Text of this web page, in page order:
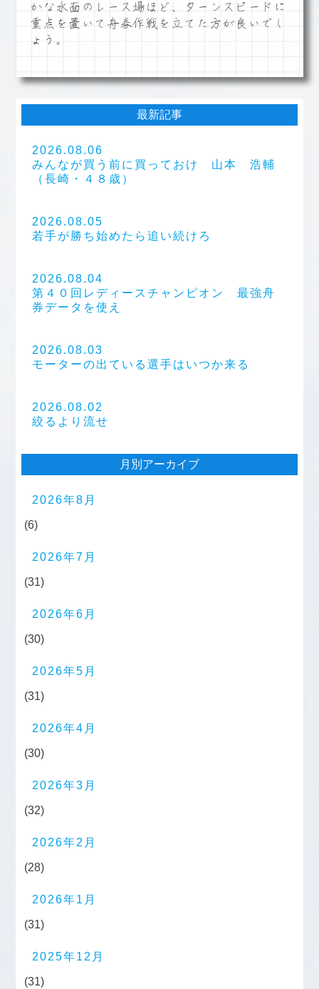
かな水面のレース場ほど、ターンスピードに
重点を置いて舟券作戦を立てた方が良いでし
ょう。
最新記事
2026.08.06
みんなが買う前に買っておけ 山本 浩輔
（長崎・４８歳）
2026.08.05
若手が勝ち始めたら追い続けろ
2026.08.04
第４０回レディースチャンピオン 最強舟
券データを使え
2026.08.03
モーターの出ている選手はいつか来る
2026.08.02
絞るより流せ
月別アーカイブ
2026年8月
(6)
2026年7月
(31)
2026年6月
(30)
2026年5月
(31)
2026年4月
(30)
2026年3月
(32)
2026年2月
(28)
2026年1月
(31)
2025年12月
(31)